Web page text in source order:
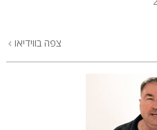
צפה בווידיאו